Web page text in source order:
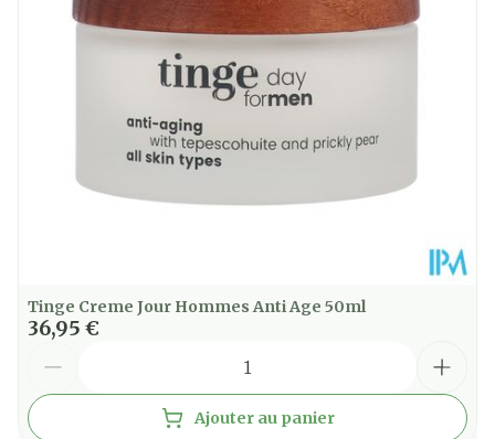
Paquet
50
Température ambiante (15°C -
25°C)
Tinge Creme Jour Hommes Anti Age 50ml
36,95 €
Ajouter au panier